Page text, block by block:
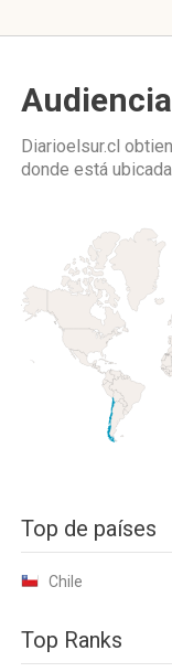
Diarioelsur.cl
donde está
Top de países
Chile
Top Ranks